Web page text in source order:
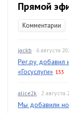
Прямой
Комментарии
jackb · 6 августа
Рег.ру добавил
«Госуслуги» 133
alice2k · 2 августа
Мы добавили